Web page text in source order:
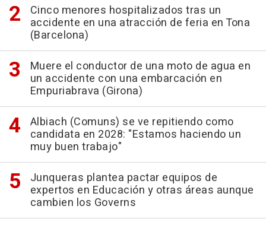
Cinco menores hospitalizados tras un
accidente en una atracción de feria en Tona
(Barcelona)
Muere el conductor de una moto de agua en
un accidente con una embarcación en
Empuriabrava (Girona)
Albiach (Comuns) se ve repitiendo como
candidata en 2028: "Estamos haciendo un
muy buen trabajo"
Junqueras plantea pactar equipos de
expertos en Educación y otras áreas aunque
cambien los Governs